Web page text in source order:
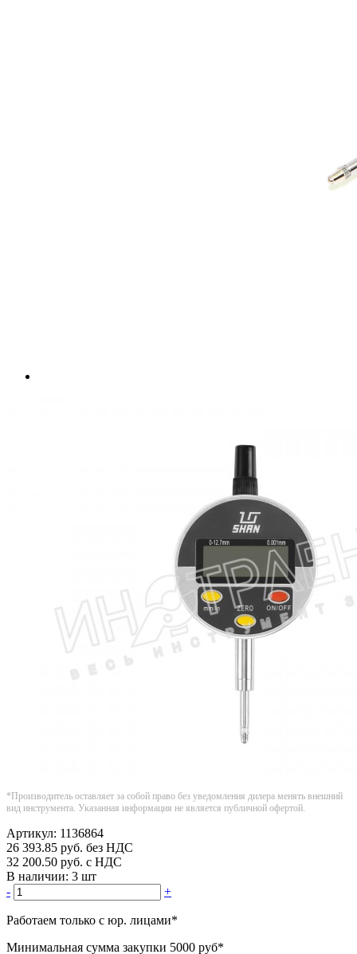
*Производитель оставляет за собой право без уведомления дилера менять внешний
вид инструмента. Указанная информация не является публичной офертой.
Артикул: 1136864
26 393.85 руб. без НДС
32 200.50 руб. с НДС
В наличии: 3 шт
-
+
Работаем только с юр. лицами*
Минимальная сумма закупки 5000 руб*